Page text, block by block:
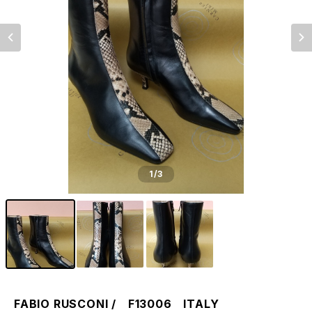
1/3
FABIO RUSCONI / F13006 ITALY